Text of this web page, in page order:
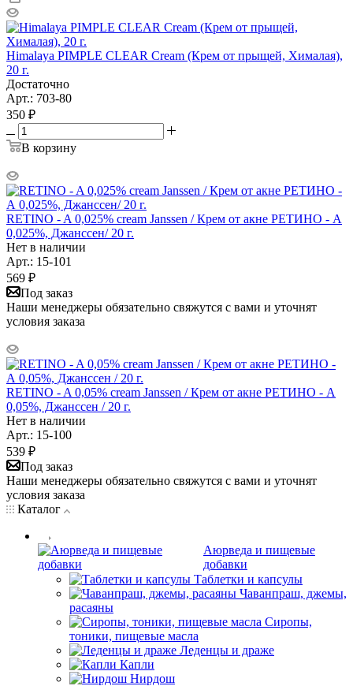
Himalaya PIMPLE CLEAR Cream (Крем от прыщей, Хималая),
20 г.
Достаточно
Арт.: 703-80
350 ₽
В корзину
RETINO - A 0,025% cream Janssen / Крем от акне РЕТИНО - А
0,025%, Джанссен/ 20 г.
Нет в наличии
Арт.: 15-101
569 ₽
Под заказ
Наши менеджеры обязательно свяжутся с вами и уточнят
условия заказа
RETINO - A 0,05% cream Janssen / Крем от акне РЕТИНО - А
0,05%, Джанссен / 20 г.
Нет в наличии
Арт.: 15-100
539 ₽
Под заказ
Наши менеджеры обязательно свяжутся с вами и уточнят
условия заказа
Каталог
Аюрведа и пищевые
добавки
Таблетки и капсулы
Чаванпраш, джемы,
расаяны
Сиропы,
тоники, пищевые масла
Леденцы и драже
Капли
Нирдош